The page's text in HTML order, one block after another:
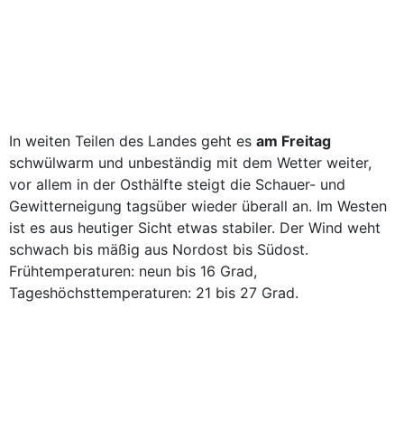
In weiten Teilen des Landes geht es am Freitag
schwülwarm und unbeständig mit dem Wetter weiter,
vor allem in der Osthälfte steigt die Schauer- und
Gewitterneigung tagsüber wieder überall an. Im Westen
ist es aus heutiger Sicht etwas stabiler. Der Wind weht
schwach bis mäßig aus Nordost bis Südost.
Frühtemperaturen: neun bis 16 Grad,
Tageshöchsttemperaturen: 21 bis 27 Grad.